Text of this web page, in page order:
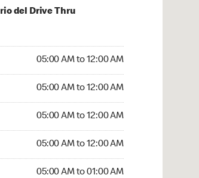
del Drive Thru
05:00 AM to 12:00 AM
05:00 AM to 12:00 AM
05:00 AM to 12:00 AM
05:00 AM to 12:00 AM
05:00 AM to 01:00 AM